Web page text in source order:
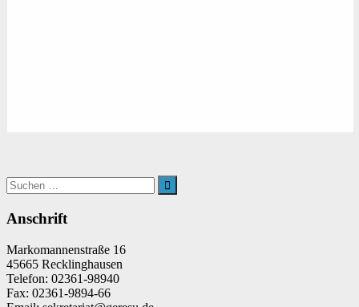
Suchen
nach:
Suchen
Anschrift
Markomannenstraße 16
45665 Recklinghausen
Telefon: 02361-98940
Fax: 02361-9894-66